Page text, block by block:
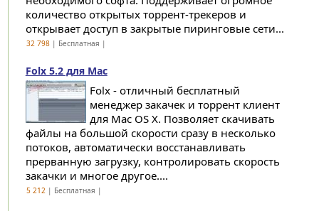
количество открытых торрент-трекеров и
открывает доступ в закрытые пиринговые сети...
32 798| Бесплатная |
Folx 5.2 для Mac
Folx - отличный бесплатный
менеджер закачек и торрент клиент
для Mac OS X. Позволяет скачивать
файлы на большой скорости сразу в несколько
потоков, автоматически восстанавливать
прерванную загрузку, контролировать скорость
закачки и многое другое....
5 212| Бесплатная |